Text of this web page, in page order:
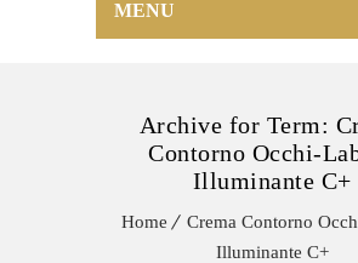
MENU
Archive for Term:
Contorno Occhi-
Illuminante C+
Home
Crema Contorno
Illuminante C+